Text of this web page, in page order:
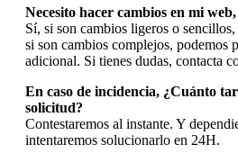
Necesito hacer cambios en mi
Sí, si son cambios ligeros o
si son cambios complejos, podemos
adicional. Si tienes dudas, contacta
En caso de incidencia, ¿Cuánto
solicitud?
Contestaremos al instante. Y
intentaremos solucionarlo en 24H.